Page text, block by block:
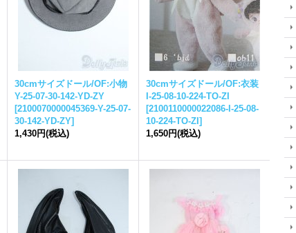
30cmサイズドール/OF:小物
Y-25-07-30-142-YD-ZY
[2100070000045369-Y-25-07-
30-142-YD-ZY]
1,430円(税込)
30cmサイズドール/OF:衣装
I-25-08-10-224-TO-ZI
[2100110000022086-I-25-08-
10-224-TO-ZI ]
1,650円(税込)